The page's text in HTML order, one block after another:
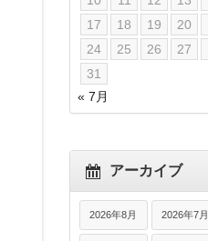
17
18 19 20
24
25 26 27
31
« 7月
アーカイブ
2026年8月 2026年7月